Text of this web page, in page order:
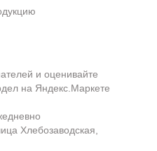
Хлебозаводская,